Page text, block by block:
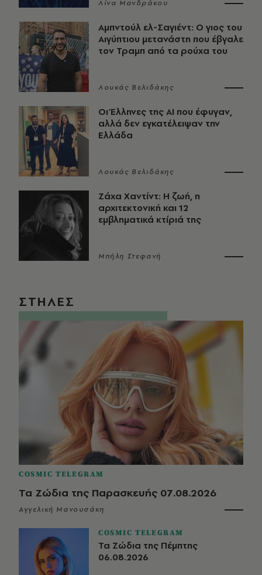
Λίνα Μανδράκου
Αμπντούλ ελ-Σαγιέντ: Ο γιος του
Αιγύπτιου μετανάστη που έβγαλε
τον Τραμπ από τα ρούχα του
Λουκάς Βελιδάκης
Οι Έλληνες της ΑΙ που έφυγαν,
αλλά δεν εγκατέλειψαν την
Ελλάδα
Λουκάς Βελιδάκης
Ζάχα Χαντίντ: Η ζωή, η
αρχιτεκτονική και 12
εμβληματικά κτίριά της
Μπήλη Στεφανή
ΣΤΗΛΕΣ
COSMIC TELEGRAM
Τα Ζώδια της Παρασκευής 07.08.2026
Αγγελική Μανουσάκη
COSMIC TELEGRAM
Τα Ζώδια της Πέμπτης
06.08.2026